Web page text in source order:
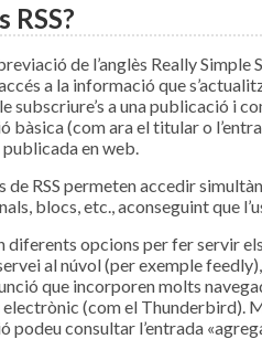
RSS?
de l’anglès Really
a la informació que
subscriure’s a una publicació i
bàsica (com ara el titular o
en web.
de RSS permeten accedir
blocs, etc., aconseguint que
diferents opcions per fer servir
al núvol (per exemple
que incorporen molts
(com el Thunderbird).
podeu consultar l’entrada